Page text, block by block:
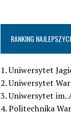
RANKING
1. Uniwersytet
2. Uniwersytet
3. Uniwersytet im.
4. Politechnika